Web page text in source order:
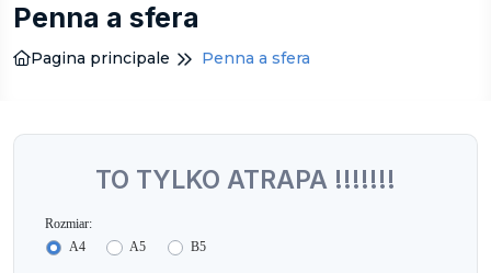
Penna a sfera
Pagina principale Penna a sfera
TO TYLKO ATRAPA !!!!!!!
Rozmiar:
A4
A5 B5